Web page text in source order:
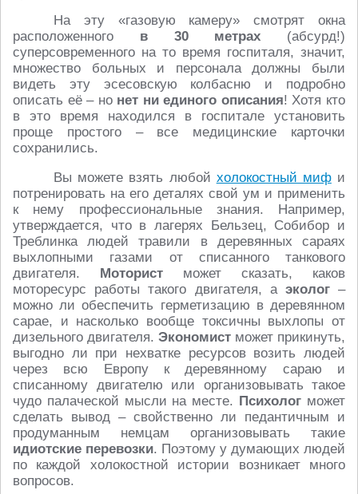
На эту «газовую камеру» смотрят окна
расположенного в 30 метрах (абсурд!)
суперсовременного на то время госпиталя, значит,
множество больных и персонала должны были
видеть эту эсесовскую колбасню и подробно
описать её – но нет ни единого описания! Хотя кто
в это время находился в госпитале установить
проще простого – все медицинские карточки
сохранились.
Вы можете взять любой холокостный мифи
потренировать на его деталях свой ум и применить
к нему профессиональные знания. Например,
утверждается, что в лагерях Бельзец, Собибор и
Треблинка людей травили в деревянных сараях
выхлопными газами от списанного танкового
двигателя. Моторист может сказать, каков
моторесурс работы такого двигателя, а эколог–
можно ли обеспечить герметизацию в деревянном
сарае, и насколько вообще токсичны выхлопы от
дизельного двигателя. Экономист может прикинуть,
выгодно ли при нехватке ресурсов возить людей
через всю Европу к деревянному сараю и
списанному двигателю или организовывать такое
чудо палаческой мысли на месте. Психолог может
сделать вывод – свойственно ли педантичным и
продуманным немцам организовывать такие
идиотские перевозки. Поэтому у думающих людей
по каждой холокостной истории возникает много
вопросов.